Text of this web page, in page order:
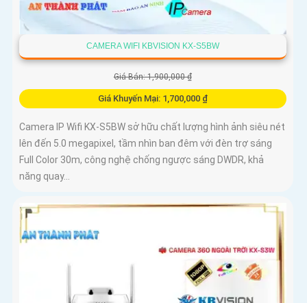
CAMERA WIFI KBVISION KX-S5BW
Giá Bán: 1,900,000 ₫
Giá Khuyến Mại: 1,700,000 ₫
Camera IP Wifi KX-S5BW sở hữu chất lượng hình ảnh siêu nét
lên đến 5.0 megapixel, tầm nhìn ban đêm với đèn trợ sáng
Full Color 30m, công nghệ chống ngược sáng DWDR, khả
năng quay...